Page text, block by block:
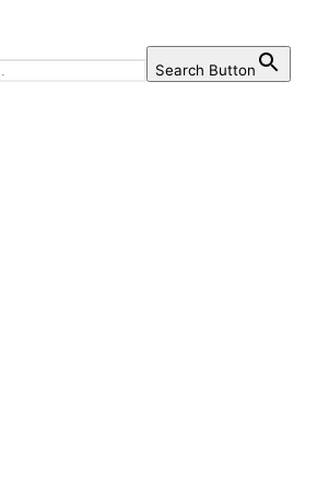
Search Button